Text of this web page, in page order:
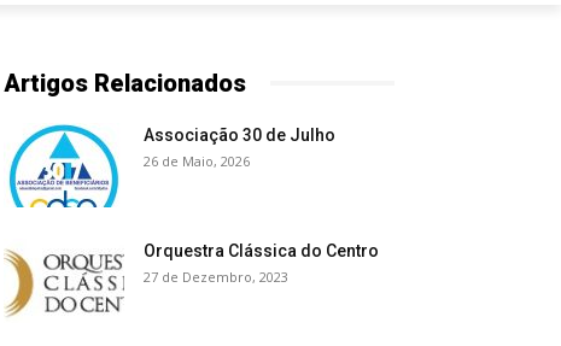
Artigos Relacionados
Associação 30 de Julho
26 de Maio, 2026
Orquestra Clássica do Centro
27 de Dezembro, 2023